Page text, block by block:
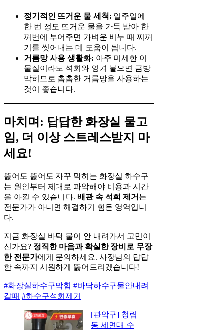
정기적인 뜨거운 물 세척: 일주일에
한 번 정도 뜨거운 물을 가득 받아 한
꺼번에 부어주면 가벼운 비누 때 찌꺼
기를 씻어내는 데 도움이 됩니다.
거름망 사용 생활화: 아주 미세한 이
물질이라도 석회와 엉겨 붙으면 금방
막히므로 촘촘한 거름망을 사용하는
것이 좋습니다.
마치며: 답답한 화장실 물고
임, 더 이상 스트레스받지 마
세요!
뚫어도 뚫어도 자꾸 막히는 화장실 하수구
는 원인부터 제대로 파악해야 비용과 시간
을 아낄 수 있습니다. 배관 속 석회 제거 는
전문가가 아니면 해결하기 힘든 영역입니
다.
지금 화장실 바닥 물이 안 내려가서 고민이
신가요? 정직한 마음과 확실한 장비로 무장
한 전문가에게 문의하세요. 사장님의 답답
한 속까지 시원하게 뚫어드리겠습니다!
#화장실하수구막힘 #바닥하수구물안내려
갈때 #하수구석회제거
[관악구] 청림
동 세면대 수